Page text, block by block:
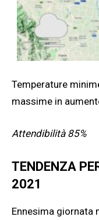
Temperature
massime in
Attendibilità 85%
TENDENZA
2021
Ennesima giornata